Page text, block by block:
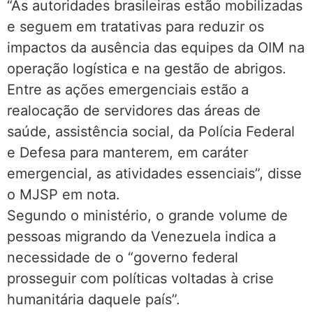
“As autoridades brasileiras estão mobilizadas
e seguem em tratativas para reduzir os
impactos da ausência das equipes da OIM na
operação logística e na gestão de abrigos.
Entre as ações emergenciais estão a
realocação de servidores das áreas de
saúde, assistência social, da Polícia Federal
e Defesa para manterem, em caráter
emergencial, as atividades essenciais”, disse
o MJSP em nota.
Segundo o ministério, o grande volume de
pessoas migrando da Venezuela indica a
necessidade de o “governo federal
prosseguir com políticas voltadas à crise
humanitária daquele país”.